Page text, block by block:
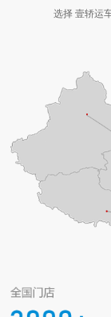
选择 壹轿运